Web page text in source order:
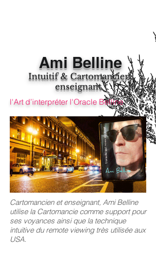
Ami Belline
Intuitif & Cartomancien
enseignant
l'Art d’interpréter l'Oracle Belline
Cartomancien et enseignant, Ami Belline
utilise la Cartomancie comme support pour
ses voyances ainsi que la technique
intuitive du remote viewing très utilisée aux
USA.